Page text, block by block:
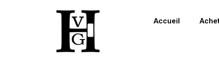
Accueil